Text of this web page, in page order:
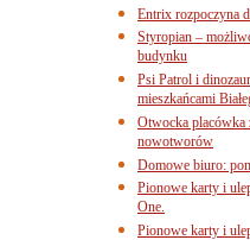
Entrix rozpoczyna
Styropian –
budynku
Psi Patrol i
mieszkańcami
Otwocka placówka
nowotworów
Domowe biuro:
Pionowe karty i
One.
Pionowe karty i